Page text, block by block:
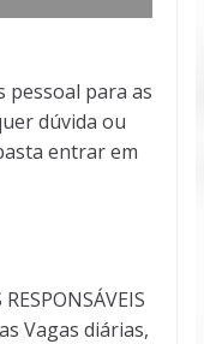
pessoal para as
dúvida ou
entrar em
Vagas diárias,